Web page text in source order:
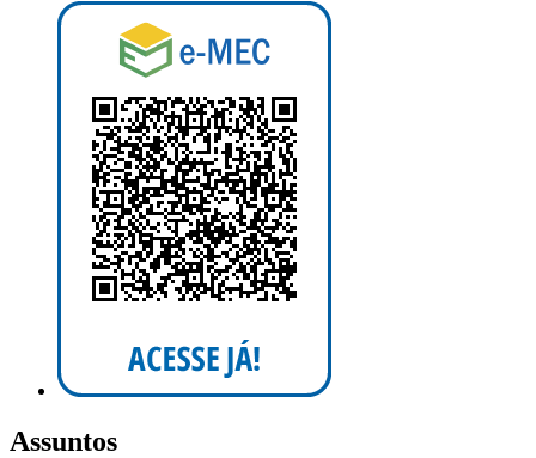
Assuntos